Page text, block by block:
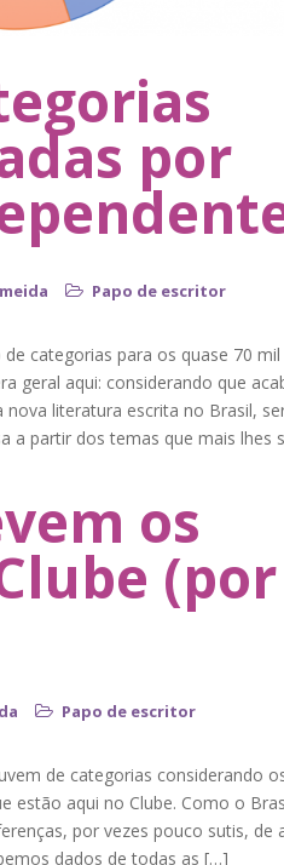
por
Papo de escritor
categorias para os quase 70
geral aqui: considerando que
literatura escrita no Brasil,
a partir dos temas que mais lhes
os
(por
Papo de escritor
de categorias considerando
estão aqui no Clube. Como o
por vezes pouco sutis, de
dados de todas as […]